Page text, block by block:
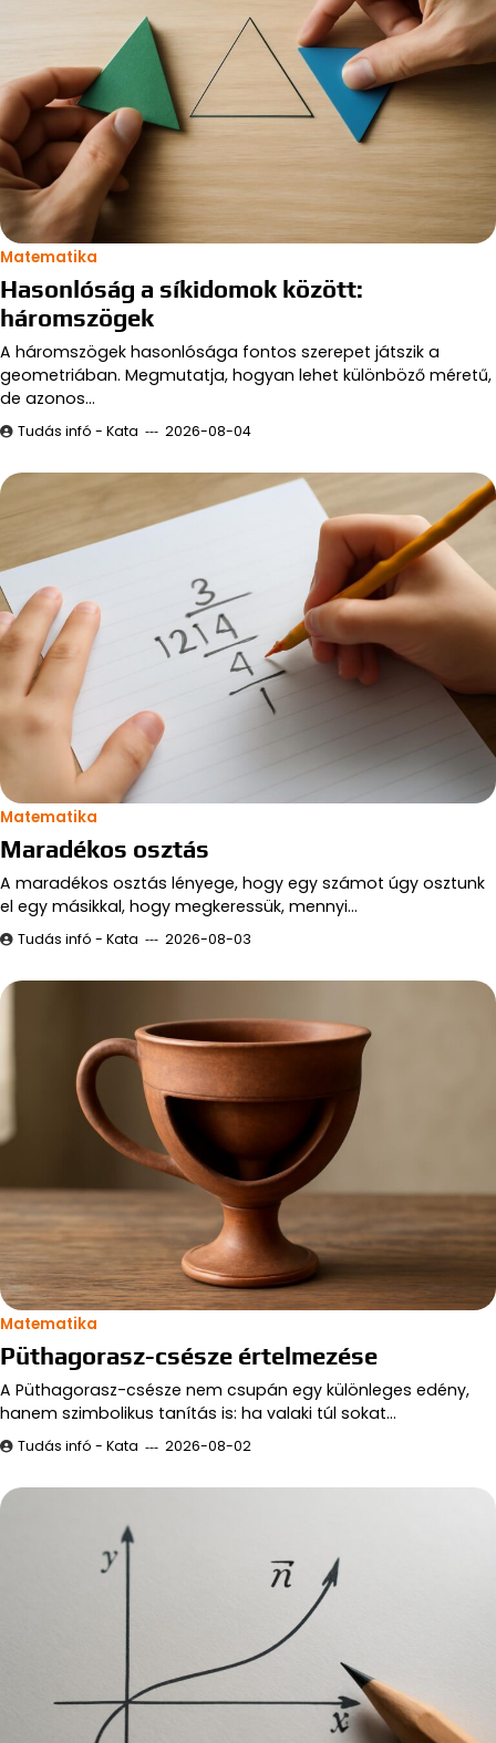
Matematika
Hasonlóság a síkidomok között:
háromszögek
A háromszögek hasonlósága fontos szerepet játszik a
geometriában. Megmutatja, hogyan lehet különböző méretű,
de azonos…
Tudás infó - Kata 2026-08-04
Matematika
Maradékos osztás
A maradékos osztás lényege, hogy egy számot úgy osztunk
el egy másikkal, hogy megkeressük, mennyi…
Tudás infó - Kata 2026-08-03
Matematika
Püthagorasz-csésze értelmezése
A Püthagorasz-csésze nem csupán egy különleges edény,
hanem szimbolikus tanítás is: ha valaki túl sokat…
Tudás infó - Kata 2026-08-02